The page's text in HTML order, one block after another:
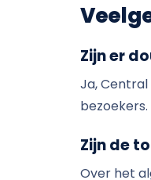
Zijn er
Ja,
bezoekers.
Zijn de
Over het